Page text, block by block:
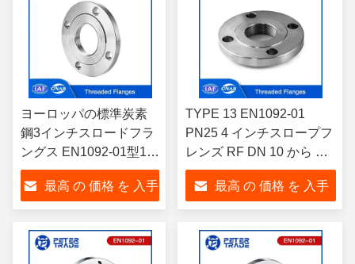
ヨーロッパの標準炭素
鋼3インチスロードフラ
ングス EN1092-01型13
PN10 配管/HVAC用
最高 の 価格 を 入手
TYPE 13 EN1092-01
PN25 4 インチスロープフ
レンズ RF DN 10 から DN
600 炭素鋼フレンズ
A105/Q235/A350
LF2/A420
最高 の 価格 を 入手